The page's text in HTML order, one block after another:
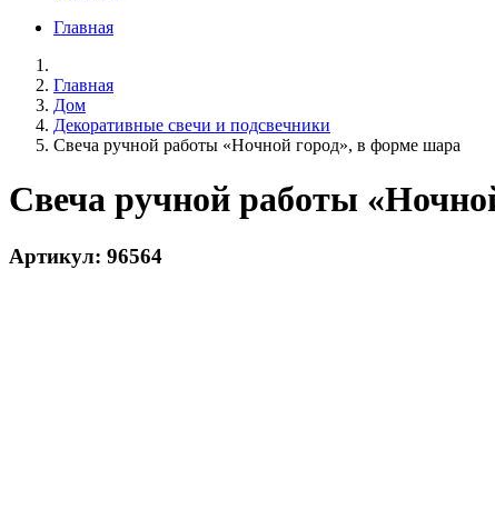
Главная
Главная
Дом
Декоративные свечи и подсвечники
Свеча ручной работы «Ночной город», в форме шара
Свеча ручной работы
Артикул: 96564